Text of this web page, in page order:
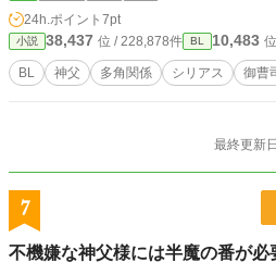
し、思い出すこともなか
にはこない。 ※この物語はフィクションです。実在するあら
ゆるものとは関係ありま
あります。 ※母子の近親
24h.ポイント 7pt
小説 38,437 位 / 228,878件 BL 10,483
BL 神父 多角関係 シリアス 御曹
最終更新
7
不機嫌な神父様には半魔の番が必